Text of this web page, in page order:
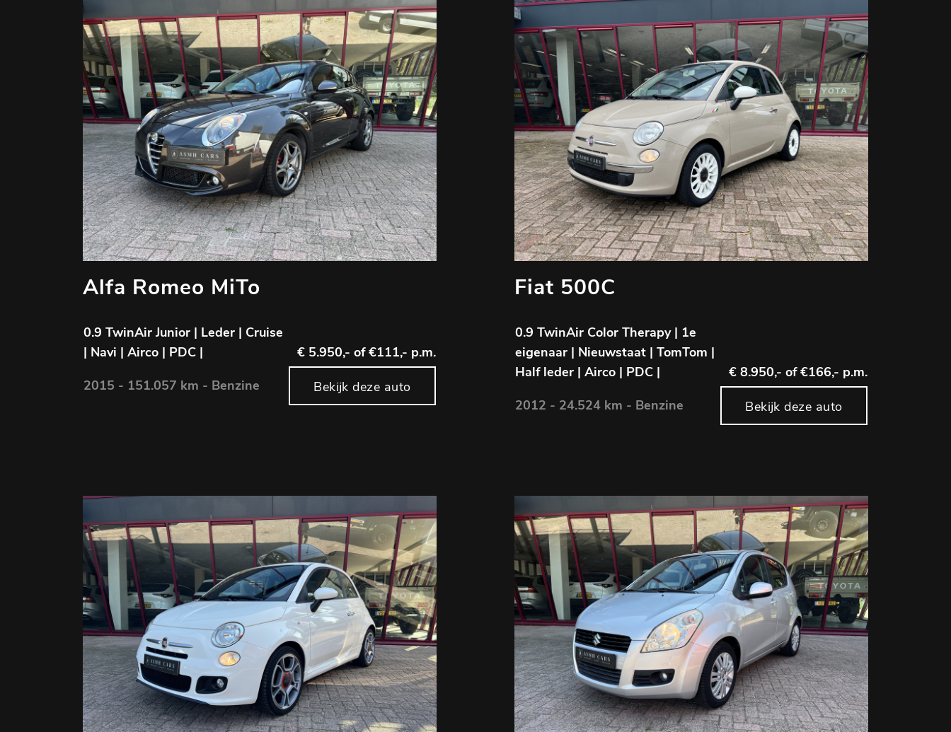
Alfa Romeo MiTo
0.9 TwinAir Junior | Leder | Cruise
| Navi | Airco | PDC |
€ 5.950,- of €111,- p.m.
2015 - 151.057 km - Benzine
Bekijk deze auto
Fiat 500C
0.9 TwinAir Color Therapy | 1e
eigenaar | Nieuwstaat | TomTom |
Half leder | Airco | PDC |
€ 8.950,- of €166,- p.m.
2012 - 24.524 km - Benzine
Bekijk deze auto